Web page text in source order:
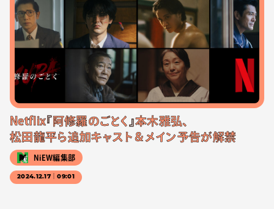
Netflix『阿修羅のごとく』本木雅弘、
松田龍平ら追加キャスト＆メイン予告が解禁
NiEW編集部
2024.12.17｜09:01